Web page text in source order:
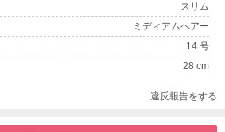
スリム
ミディアムヘアー
14 号
28 cm
違反報告をする